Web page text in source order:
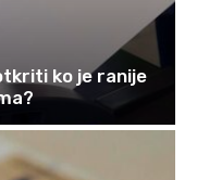
ko je ranije